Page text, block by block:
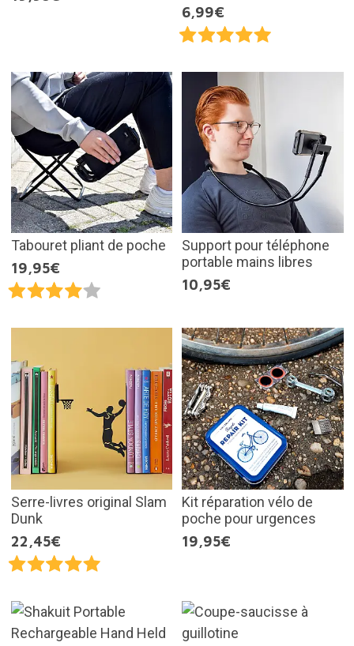
6,99€
Tabouret pliant de poche
19,95€
Support pour téléphone
portable mains libres
10,95€
Serre-livres original Slam
Dunk
22,45€
Kit réparation vélo de
poche pour urgences
19,95€